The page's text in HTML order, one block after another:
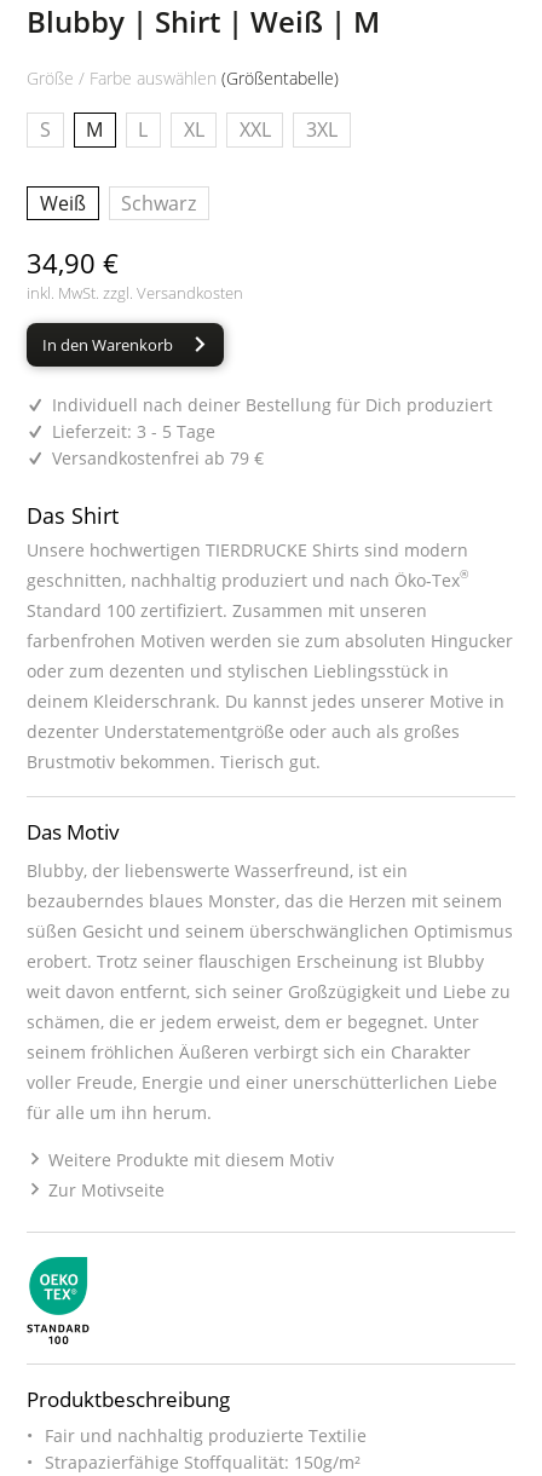
Blubby | Shirt | Weiß | M
Größe / Farbe auswählen(Größentabelle)
S M L XL XXL 3XL
Weiß Schwarz
34,90 €
inkl. MwSt. zzgl.Versandkosten
In den Warenkorb
Individuell nach deiner Bestellung für Dich produziert
Lieferzeit: 3 - 5 Tage
Versandkostenfrei ab 79 €
Das Shirt
Unsere hochwertigen TIERDRUCKE Shirts sind modern
geschnitten, nachhaltig produziert und nach Öko-Tex®
Standard 100 zertifiziert. Zusammen mit unseren
farbenfrohen Motiven werden sie zum absoluten Hingucker
oder zum dezenten und stylischen Lieblingsstück in
deinem Kleiderschrank. Du kannst jedes unserer Motive in
dezenter Understatementgröße oder auch als großes
Brustmotiv bekommen. Tierisch gut.
Das Motiv
Blubby, der liebenswerte Wasserfreund, ist ein
bezauberndes blaues Monster, das die Herzen mit seinem
süßen Gesicht und seinem überschwänglichen Optimismus
erobert. Trotz seiner flauschigen Erscheinung ist Blubby
weit davon entfernt, sich seiner Großzügigkeit und Liebe zu
schämen, die er jedem erweist, dem er begegnet. Unter
seinem fröhlichen Äußeren verbirgt sich ein Charakter
voller Freude, Energie und einer unerschütterlichen Liebe
für alle um ihn herum.
Weitere Produkte mit diesem Motiv
Zur Motivseite
Produktbeschreibung
Fair und nachhaltig produzierte Textilie
Strapazierfähige Stoffqualität: 150g/m²